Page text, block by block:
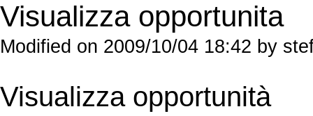
Visualizza opportunita
Modified on 2009/10/04 18:42 by
Visualizza opportunità